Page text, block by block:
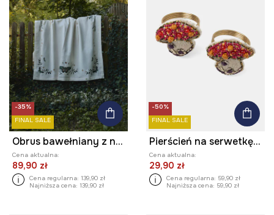
-35%
FINAL SALE
Obrus bawełniany z nadrukiem 120 x 180 cm
Cena aktualna:
89,90 zł
Cena regularna: 139,90 zł
Najniższa cena: 139,90 zł
-50%
FINAL SALE
Pierścień na serwetkę - grzyb (2-pack)
Cena aktualna:
29,90 zł
Cena regularna: 59,90 zł
Najniższa cena: 59,90 zł